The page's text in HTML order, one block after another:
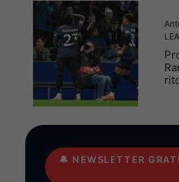
🔔 NEWSLETTER